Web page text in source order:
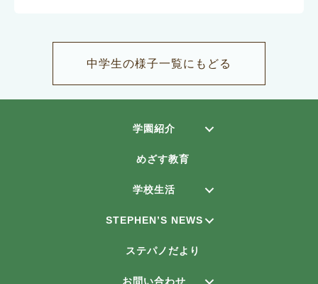
中学生の様子一覧にもどる
学園紹介
めざす教育
学校生活
STEPHEN’S NEWS
ステパノだより
お問い合わせ